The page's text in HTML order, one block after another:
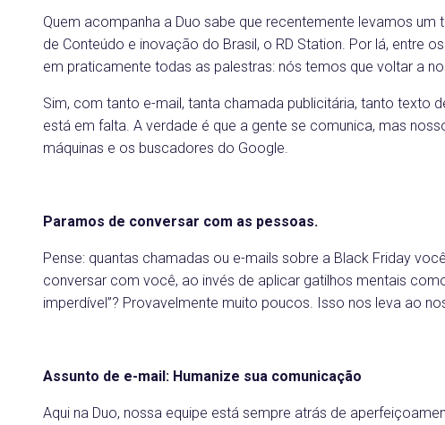
Quem acompanha a Duo sabe que recentemente levamos
de Conteúdo e inovação do Brasil, o RD Station. Por lá, entre
em praticamente todas as palestras: nós temos que voltar a
Sim, com tanto e-mail, tanta chamada publicitária, tanto texto
está em falta. A verdade é que a gente se comunica, mas
máquinas e os buscadores do Google.
Paramos de conversar com as pessoas.
Pense: quantas chamadas ou e-mails sobre a Black Friday
conversar com você, ao invés de aplicar gatilhos mentais como
imperdível”? Provavelmente muito poucos. Isso nos leva ao
Assunto de e-mail: Humanize sua comunicação
Aqui na Duo, nossa equipe está sempre atrás de